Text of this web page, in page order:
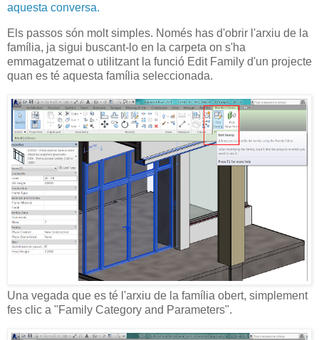
aquesta conversa.
Els passos són molt simples. Només has d'obrir l'arxiu de la
família, ja sigui buscant-lo en la carpeta on s'ha
emmagatzemat o utilitzant la funció Edit Family d'un projecte
quan es té aquesta família seleccionada.
Una vegada que es té l'arxiu de la família obert, simplement
fes clic a "Family Category and Parameters".